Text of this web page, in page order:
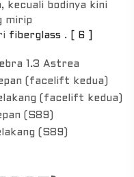
kecuali bodinya kini
mirip
fiberglass . [ 6 ]
1.3 Astrea
(facelift kedua)
(facelift kedua)
(S89)
(S89)